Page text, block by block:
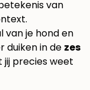
van
van je hond en
duiken in de zes
precies weet